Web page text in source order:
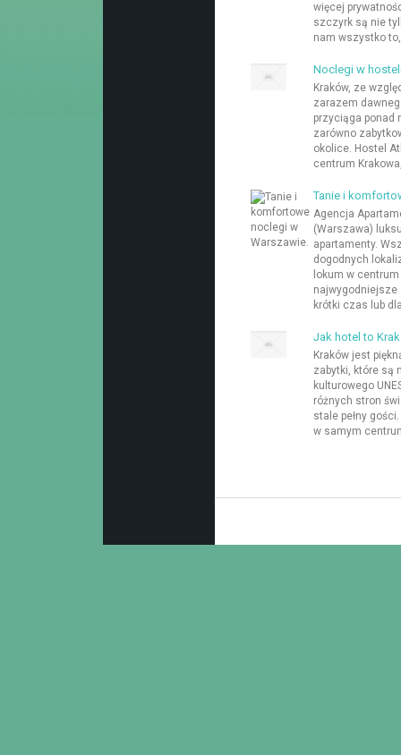
więcej
szczyrk są nie
nam wszystko
Noclegi w
Kraków, ze
zarazem
przyciąga ponad
zarówno
okolice. Hostel
centrum
Tanie i
Agencja
(Warszawa)
apartamenty.
dogodnych
lokum w
najwygodniejsze
krótki czas lub
Jak hotel to
Kraków jest
zabytki, które są
kulturowego
różnych stron
stale pełny
w samym